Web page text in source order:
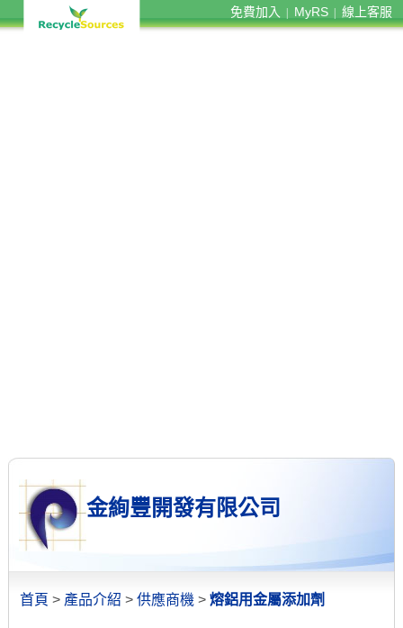
免費加入 MyRS 線上客服
金絢豐開發有限公司
首頁 > 產品介紹 > 供應商機 > 熔鋁用金屬添加劑